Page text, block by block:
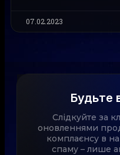
07.02.2023
Будьте
Слідкуйте за
оновленнями
комплаєнсу в
спаму – лише